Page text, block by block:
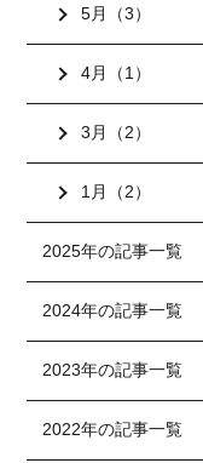
5月（3）
4月（1）
3月（2）
1月（2）
2025年の記事一覧
2024年の記事一覧
2023年の記事一覧
2022年の記事一覧